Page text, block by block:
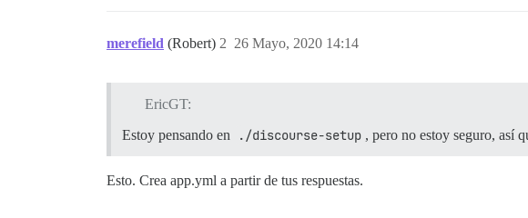
merefield (Robert) 26 Mayo, 2020 14:14
2
EricGT:
Estoy pensando en
./discourse-setup , pero no estoy seguro, así
Esto. Crea app.yml a partir de tus respuestas.